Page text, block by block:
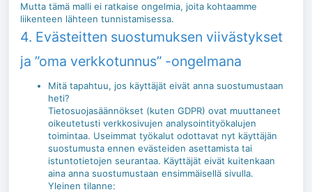
Mutta tämä malli ei ratkaise ongelmia, joita kohtaamme
liikenteen lähteen tunnistamisessa.
4. Evästeitten suostumuksen viivästykset
ja ”oma verkkotunnus” -ongelmana
Mitä tapahtuu, jos käyttäjät eivät anna suostumustaan
heti?
Tietosuojasäännökset (kuten GDPR) ovat muuttaneet
oikeutetusti verkkosivujen analysointityökalujen
toimintaa. Useimmat työkalut odottavat nyt käyttäjän
suostumusta ennen evästeiden asettamista tai
istuntotietojen seurantaa. Käyttäjät eivät kuitenkaan
aina anna suostumustaan ensimmäisellä sivulla.
Yleinen tilanne: